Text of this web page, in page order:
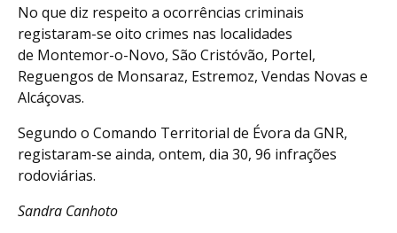
No que diz respeito a ocorrências criminais
registaram-se oito crimes nas localidades
de Montemor-o-Novo, São Cristóvão, Portel,
Reguengos de Monsaraz, Estremoz, Vendas Novas e
Alcáçovas.
Segundo o Comando Territorial de Évora da GNR,
registaram-se ainda, ontem, dia 30, 96 infrações
rodoviárias.
Sandra Canhoto